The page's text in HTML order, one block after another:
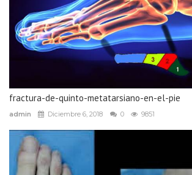
fractura-de-quinto-metatarsiano-en-el-pie
admin Diciembre 6, 2018 0 9851